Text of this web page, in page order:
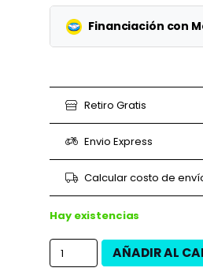
Planes
3 cuotas
6 cuotas
12 cuotas
Financiación con
3 cuotas
6 cuotas
9 cuotas
Retiro Gratis
Envio Express
Calcular costo de
Hay existencias
AÑADIR AL